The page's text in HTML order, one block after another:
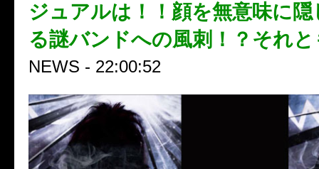
ジュアルは！！顔を無意味に
る謎バンドへの風刺！？それ
NEWS - 22:00:52